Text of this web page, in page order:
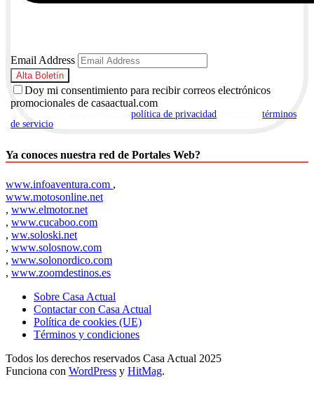
Email Address
Doy mi consentimiento para recibir correos electrónicos
promocionales de casaactual.com
política de privacidad
términos
de servicio
Ya conoces nuestra red de Portales Web?
www.infoaventura.com ,
www.motosonline.net
, www.elmotor.net
, www.cucaboo.com
, ww.soloski.net
, www.solosnow.com
, www.solonordico.com
, www.zoomdestinos.es
Sobre Casa Actual
Contactar con Casa Actual
Política de cookies (UE)
Términos y condiciones
Todos los derechos reservados Casa Actual 2025
Funciona con WordPress y HitMag.